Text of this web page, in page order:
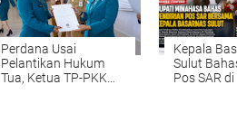
Perdana Usai
Pelantikan Hukum
Tua, Ketua TP-PKK
Kepala
Sulut
Pos SAR di